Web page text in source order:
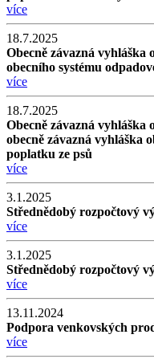
více
18.7.2025
Obecně závazná vyhláška
obecního systému
více
18.7.2025
Obecně závazná vyhláška
obecně závazná vyhláška
poplatku ze psů
více
3.1.2025
Střednědobý rozpočtový
více
3.1.2025
Střednědobý rozpočtový
více
13.11.2024
Podpora venkovských
více